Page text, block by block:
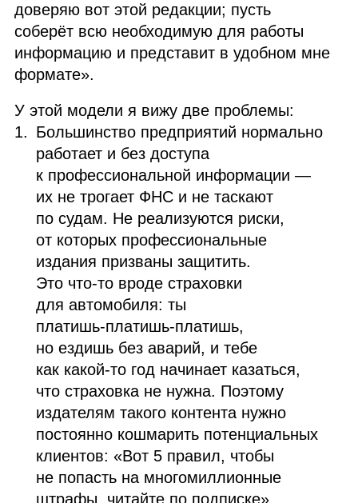
доверяю вот этой редакции; пусть
соберёт всю необходимую для работы
информацию и представит в удобном мне
формате».
У этой модели я вижу две проблемы:
Большинство предприятий нормально
работает и без доступа
к профессиональной информации —
их не трогает ФНС и не таскают
по судам. Не реализуются риски,
от которых профессиональные
издания призваны защитить.
Это что‑то вроде страховки
для автомобиля: ты
платишь‑платишь‑платишь,
но ездишь без аварий, и тебе
как какой‑то год начинает казаться,
что страховка не нужна. Поэтому
издателям такого контента нужно
постоянно кошмарить потенциальных
клиентов: «Вот 5 правил, чтобы
не попасть на многомиллионные
штрафы, читайте по подписке».